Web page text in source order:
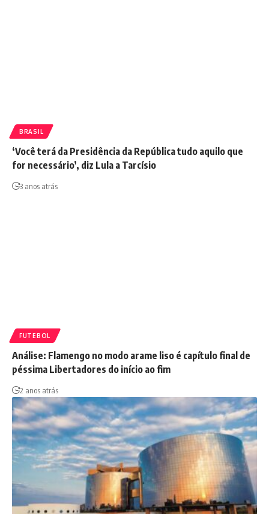
BRASIL
‘Você terá da Presidência da República tudo aquilo que
for necessário’, diz Lula a Tarcísio
3 anos atrás
FUTEBOL
Análise: Flamengo no modo arame liso é capítulo final de
péssima Libertadores do início ao fim
2 anos atrás